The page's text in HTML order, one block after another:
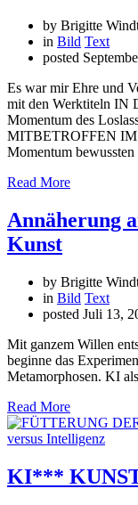
by Brigitte
in Bild Text
posted
Es war mir Ehre und
mit den Werktiteln
Momentum des
MITBETROFFEN
Momentum
Read More
Annäherung
Kunst
by Brigitte
in Bild Text
posted Juli 13,
Mit ganzem Willen
beginne das
Metamorphosen. KI
Read More
KI***